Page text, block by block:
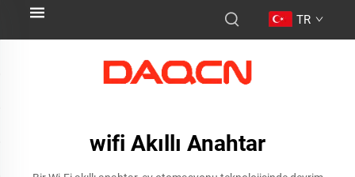
TR
wifi Akıllı Anahtar